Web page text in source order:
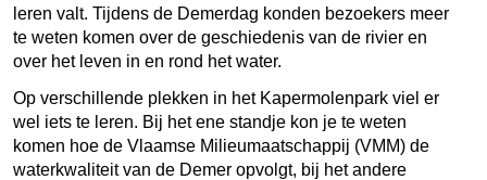
leren valt. Tijdens de Demerdag konden bezoekers meer
te weten komen over de geschiedenis van de rivier en
over het leven in en rond het water.
Op verschillende plekken in het Kapermolenpark viel er
wel iets te leren. Bij het ene standje kon je te weten
komen hoe de Vlaamse Milieumaatschappij (VMM) de
waterkwaliteit van de Demer opvolgt, bij het andere